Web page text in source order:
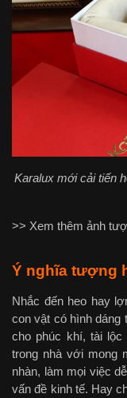
Karalux mới cải tiến
>> Xem thêm ảnh
Ý nghĩa tượng
Nhắc đến heo hay
con vật có hình dáng
cho phúc khí, tài
trong nhà với mong
nhàn, làm mọi việc
vấn đề kinh tế. Hay